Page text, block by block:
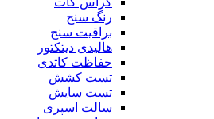
رنگ سنج
براقیت سنج
هالیدی دیتکتور
حفاظت کاتدی
تست کشش
تست سایش
سالت اسپری